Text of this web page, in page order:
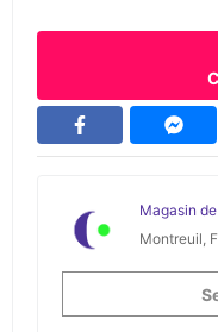
Magasin
Montreuil,